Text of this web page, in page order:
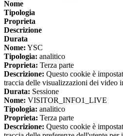
Nome
Tipologia
Proprieta
Descrizione
Durata
Nome: YSC
Tipologia: analitico
Proprieta: Terza parte
Descrizione: Questo cookie è
traccia delle visualizzazioni dei video
Durata: Sessione
Nome: VISITOR_INFO1_LIVE
Tipologia: analitico
Proprieta: Terza parte
Descrizione: Questo cookie è